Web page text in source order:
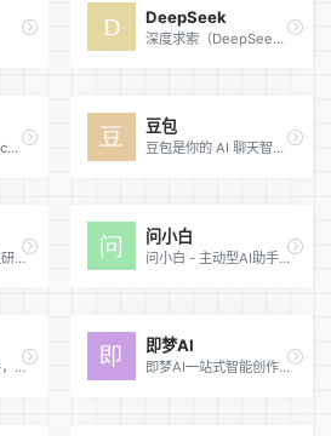
DeepSeek
深度求索（DeepSeek），成立于2023年，专注于研究世界领先的通用人工智能底层模型与技术，挑战人工智能前沿性难题。基于自研训练框架、自建智算集群和万卡算力等资源，深度求索团队仅用半年时间便已发布并开源多个百亿级参数大模型，如DeepSeek-LLM通用大语言模型、DeepSeek-Coder代码大模型，并在2024年1月率先开源国内首个MoE大模型（DeepSeek-MoE），各大模型在公开评测榜单及真实样本外的泛化效果均有超越同级别模型的出色表现。和 DeepSeek AI 对话，轻松接入 API。
Qwen Chat offers comprehensive functionality spanning chatbot, image and video understanding, image generation, document processing, web search integration, tool utilization, and artifacts.
豆包
豆包是你的 AI 聊天智能对话问答助手，写作文案翻译编程全能工具。豆包为你答疑解惑，提供灵感，辅助创作，也可以和你畅聊任何你感兴趣的话题。
小艺是华为公司自主研发的AI智慧助手，基于最新的人工智能技术，提供了AI知识问答、AI写作、AI文档阅读、文档助手、编码助手、鸿蒙代码生成、鸿蒙代码问答、AI识图等多种AI功能，全面提升用户的生活质量和工作学习效率，打造“随时随地 问问小艺”的便捷体验。
问小白
问小白 - 主动型AI助手，探索世界的AI搭子。顶级大模型免费使用，Deepseek R1/V3/V3.1、问小白5对标Openai-GPT5，支持AI联网搜索、AI学术搜索，Deep Research，AI图片编辑和生成，AI 智能体情感陪伴
你的全能AI创作助手，让创作更自由，让表达更可控。字节旗下官方AI故事&短剧创作平台
即梦AI
即梦AI一站式智能创作平台，即刻造梦。提供AI绘画和AIGC视频创作体验，拥有激发无限创作灵感的社区。让即梦AI开启您的智能创作之旅，探索梦境实现的无限可能！